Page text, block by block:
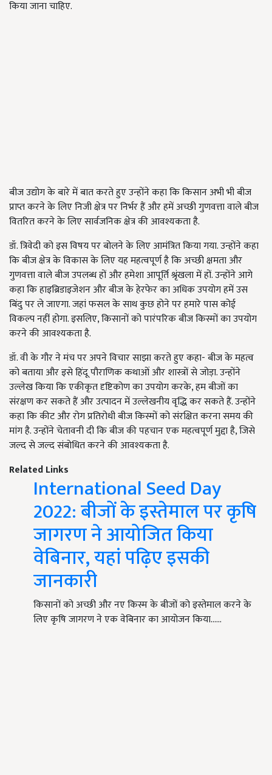
किया जाना चाहिए.
बीज उद्योग के बारे में बात करते हुए उन्होंने कहा कि किसान अभी भी बीज
प्राप्त करने के लिए निजी क्षेत्र पर निर्भर हैं और हमें अच्छी गुणवत्ता वाले बीज
वितरित करने के लिए सार्वजनिक क्षेत्र की आवश्यकता है.
डॉ. त्रिवेदी को इस विषय पर बोलने के लिए आमंत्रित किया गया. उन्होंने कहा
कि बीज क्षेत्र के विकास के लिए यह महत्वपूर्ण है कि अच्छी क्षमता और
गुणवत्ता वाले बीज उपलब्ध हों और हमेशा आपूर्ति श्रृंखला में हों. उन्होंने आगे
कहा कि हाइब्रिडाइजेशन और बीज के हेरफेर का अधिक उपयोग हमें उस
बिंदु पर ले जाएगा. जहां फसल के साथ कुछ होने पर हमारे पास कोई
विकल्प नहीं होगा. इसलिए, किसानों को पारंपरिक बीज किस्मों का उपयोग
करने की आवश्यकता है.
डॉ. वी के गौर ने मंच पर अपने विचार साझा करते हुए कहा- बीज के महत्व
को बताया और इसे हिंदू पौराणिक कथाओं और शास्त्रों से जोड़ा. उन्होंने
उल्लेख किया कि एकीकृत दृष्टिकोण का उपयोग करके, हम बीजों का
संरक्षण कर सकते हैं और उत्पादन में उल्लेखनीय वृद्धि कर सकते हैं. उन्होंने
कहा कि कीट और रोग प्रतिरोधी बीज किस्मों को संरक्षित करना समय की
मांग है. उन्होंने चेतावनी दी कि बीज की पहचान एक महत्वपूर्ण मुद्दा है, जिसे
जल्द से जल्द संबोधित करने की आवश्यकता है.
Related Links
International Seed Day
2022: बीजों के इस्तेमाल पर कृषि
जागरण ने आयोजित किया
वेबिनार, यहां पढ़िए इसकी
जानकारी
किसानों को अच्छी और नए किस्म के बीजों को इस्तेमाल करने के
लिए कृषि जागरण ने एक वेबिनार का आयोजन किया...…